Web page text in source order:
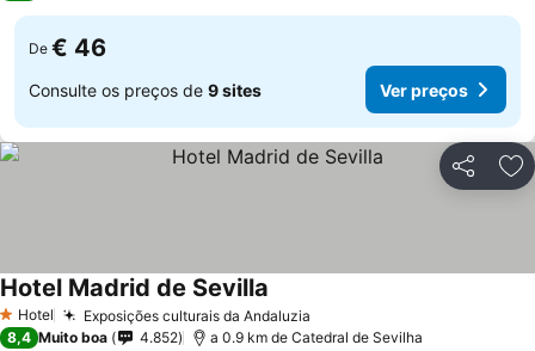
De € 46
Consulte os preços de 9 sites Ver preços
Partilhar
1 Estrelas
Hotel Exposições culturais da Andaluzia
Hotel Madrid de Sevilla
8,4 Muito boa 4.852 a 0.9 km de Catedral de Sevilha